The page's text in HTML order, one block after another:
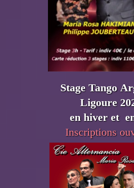
Stage Tango
Ligoure
en hiver et
Inscriptions